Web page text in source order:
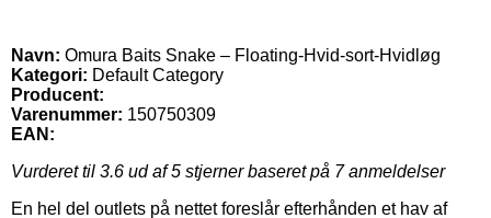
Navn: Omura Baits Snake – Floating-Hvid-sort-Hvidløg
Kategori: Default Category
Producent:
Varenummer: 150750309
EAN:
Vurderet til 3.6 ud af 5 stjerner baseret på 7anmeldelser
En hel del outlets på nettet foreslår efterhånden et hav af